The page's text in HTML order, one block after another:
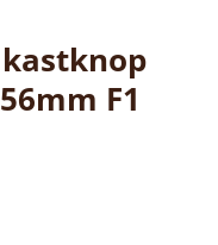
F1